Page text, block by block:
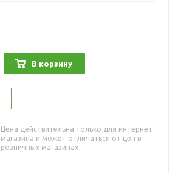
В корзину
Цена действительна только для интернет-
магазина и может отличаться от цен в
розничных магазинах